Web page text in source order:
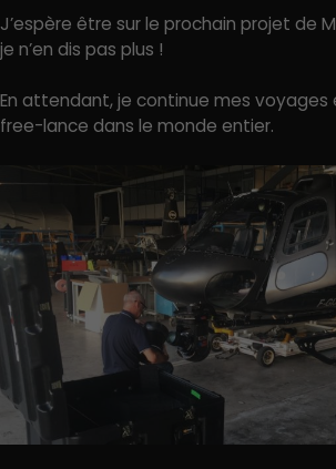
J’espère être sur le prochain projet de
je n’en dis pas plus !
En attendant, je continue mes
free-lance dans le monde entier.